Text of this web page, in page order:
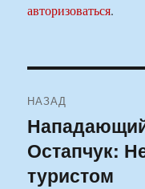
авторизоваться.
по
записям
НАЗАД
Предыдущая
запись:
Остапчук:
туристом